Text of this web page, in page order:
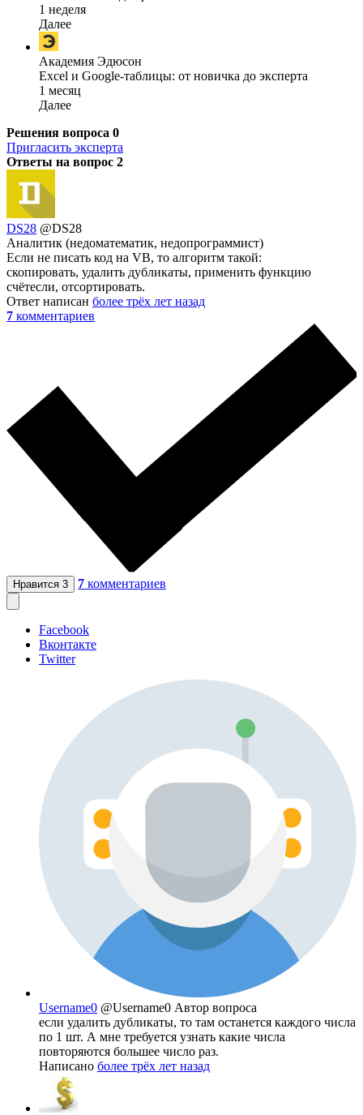
1 неделя
Далее
Академия Эдюсон
Excel и Google-таблицы: от новичка до эксперта
1 месяц
Далее
Решения вопроса 0
Пригласить эксперта
Ответы на вопрос 2
DS28 @DS28
Аналитик (недоматематик, недопрограммист)
Если не писать код на VB, то алгоритм такой:
скопировать, удалить дубликаты, применить функцию
счётесли, отсортировать.
Ответ написан более трёх лет назад
7 комментариев
Нравится 3 7 комментариев
Facebook
Вконтакте
Twitter
Username0 @Username0 Автор вопроса
если удалить дубликаты, то там останется каждого числа
по 1 шт. А мне требуется узнать какие числа
повторяются большее число раз.
Написано более трёх лет назад